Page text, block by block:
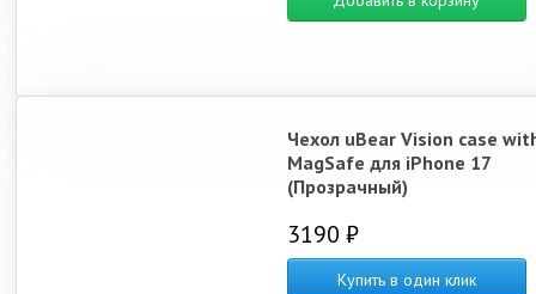
Чехол uBear Vision case
MagSafe для iPhone 17
(Прозрачный)
3190 ₽
Купить в один клик